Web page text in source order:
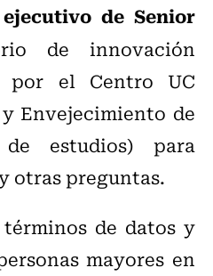
de Senior
de innovación
por el Centro UC
Envejecimiento de
estudios) para
otras preguntas.
de datos y
mayores en